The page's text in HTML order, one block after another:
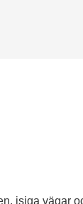
isiga vägar